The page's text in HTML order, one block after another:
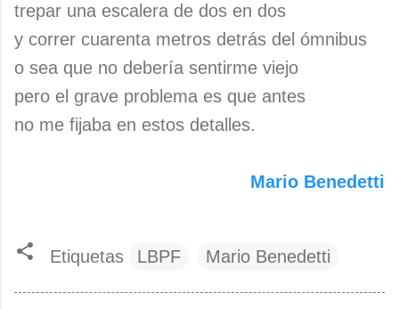
trepar una escalera de dos en dos
y correr cuarenta metros detrás del ómnibus
o sea que no debería sentirme viejo
pero el grave problema es que antes
no me fijaba en estos detalles.
Mario Benedetti
Etiquetas LBPF Mario Benedetti